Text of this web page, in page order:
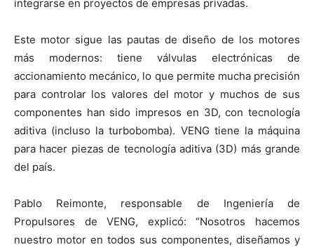
integrarse en proyectos de empresas privadas.
Este motor sigue las pautas de diseño de los motores
más modernos: tiene válvulas electrónicas de
accionamiento mecánico, lo que permite mucha precisión
para controlar los valores del motor y muchos de sus
componentes han sido impresos en 3D, con tecnología
aditiva (incluso la turbobomba). VENG tiene la máquina
para hacer piezas de tecnología aditiva (3D) más grande
del país.
Pablo Reimonte, responsable de Ingeniería de
Propulsores de VENG, explicó: “Nosotros hacemos
nuestro motor en todos sus componentes, diseñamos y